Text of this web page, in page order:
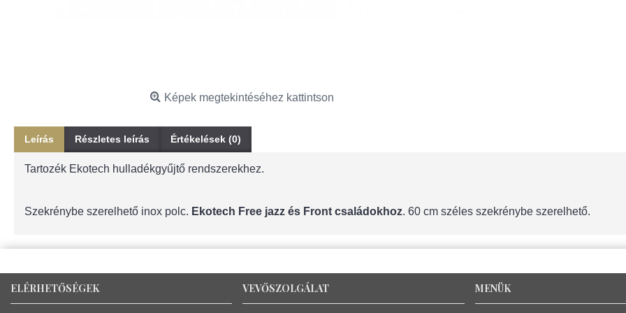
Képek megtekintéséhez kattintson
Leírás Részletes leírás Értékelések (0)
Tartozék Ekotech hulladékgyűjtő rendszerekhez.
Szekrénybe szerelhető inox polc. Ekotech Free jazz és Front családokhoz. 60 cm széles szekrénybe szerelhető.
ELÉRHETŐSÉGEK VEVŐSZOLGÁLAT MENÜK